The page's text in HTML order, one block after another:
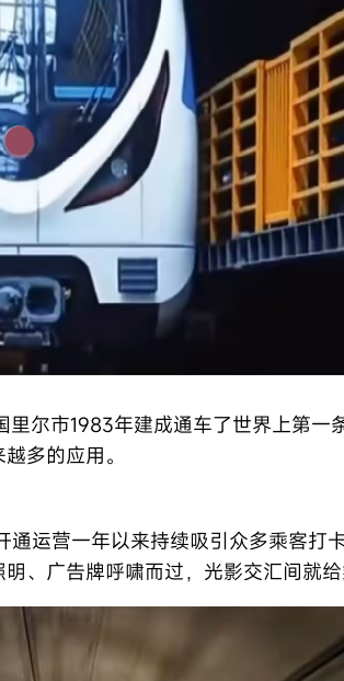
尔市1983年建成通车了世界上第一
多的应用。
运营一年以来持续吸引众多乘客打
、广告牌呼啸而过，光影交汇间就给